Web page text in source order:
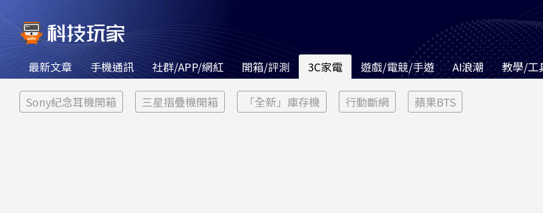
最新文章 手機通訊 社群/APP/網紅 開箱/評測 3C家電 遊戲/電競/手遊 AI浪潮 教學/工
Sony紀念耳機開箱 三星摺疊機開箱 「全新」庫存機 行動斷網 蘋果BTS